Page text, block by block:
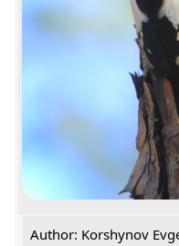
Author: Korshynov